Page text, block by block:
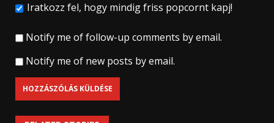
Iratkozz fel, hogy mindig friss popcornt kapj!
Notify me of follow-up comments by email.
Notify me of new posts by email.